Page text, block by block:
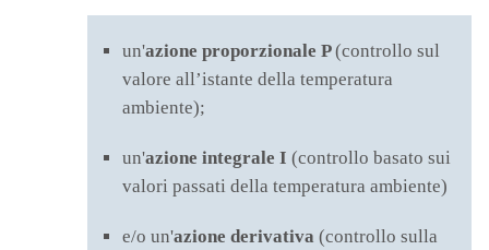
un'azione proporzionale P(controllo sul
valore all’istante della temperatura
ambiente);
un'azione integrale I (controllo basato sui
valori passati della temperatura ambiente)
e/o un'azione derivativa (controllo sulla